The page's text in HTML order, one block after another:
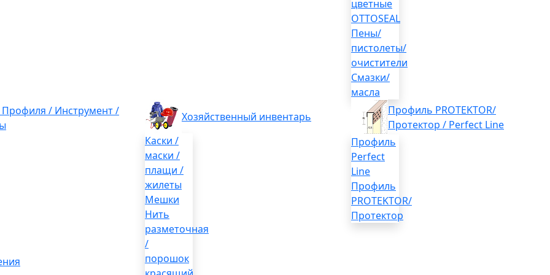
цветные
OTTOSEAL
Пены/
пистолеты/
очистители
Смазки/
масла
Профиля / Инструмент /
Хозяйственный инвентарь
Каски /
маски /
плащи /
жилеты
Мешки
Нить
разметочная
/
порошок
Профиль PROTEKTOR/
Протектор / Perfect Line
Профиль
Perfect
Line
Профиль
PROTEKTOR/
Протектор